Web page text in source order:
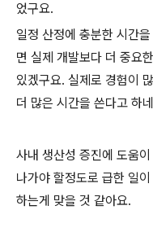
었구요.
일정 산정에 충분한 시간
면 실제 개발보다 더 중요
있겠구요. 실제로 경험이
더 많은 시간을 쓴다고 하
사내 생산성 증진에 도움
나가야 할정도로 급한 일
하는게 맞을 것 같아요.